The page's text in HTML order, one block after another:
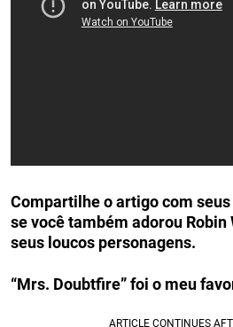
Compartilhe o artigo com
se você também adorou
seus loucos personagens.
“Mrs. Doubtfire” foi o meu